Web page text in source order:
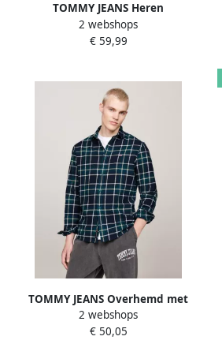
TOMMY JEANS Heren
Overhemden Tjm Reg Oxford
Shirt Ext Lichtblauw
2 webshops
€ 59,99
TOMMY JEANS Overhemd met
lange mouwen TJM REG CHECK
FLANNEL SHIRT EXT
2 webshops
€ 50,05